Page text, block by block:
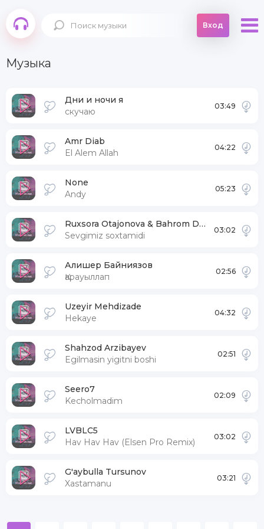
Вход
Музыка
Дни и ночи я
скучаю
03:49
Amr Diab
El Alem Allah
04:22
None
Andy
05:23
Ruxsora Otajonova & Bahrom Davr
Sevgimiz soxtamidi
03:02
Алишер Байниязов
Қарауыллап
02:56
Uzeyir Mehdizade
Hekaye
04:32
Shahzod Arzibayev
Egilmasin yigitni boshi
02:51
Seero7
Kecholmadim
02:09
LVBLC5
Hav Hav Hav (Elsen Pro Remix)
03:02
G'aybulla Tursunov
Xastamanu
03:21